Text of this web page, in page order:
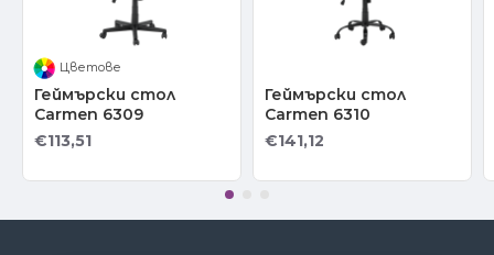
Цветове
Геймърски стол
Carmen 6309
€113,51
Геймърски стол
Carmen 6310
€141,12